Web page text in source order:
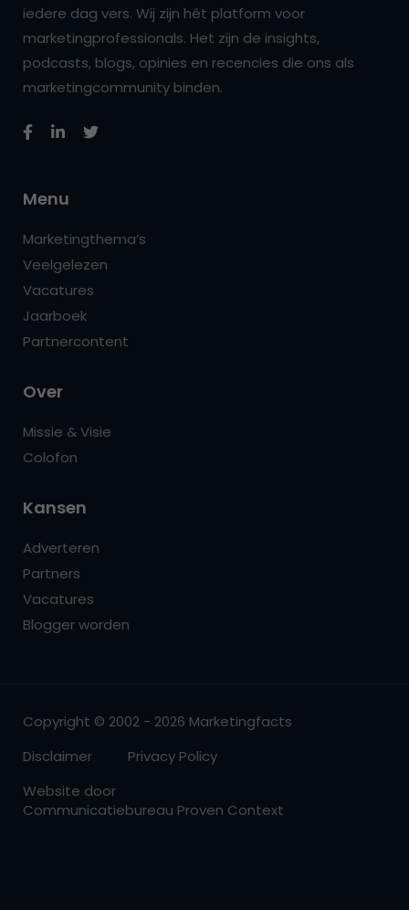
iedere dag vers. Wij zijn hét platform voor
marketingprofessionals. Het zijn de insights,
podcasts, blogs, opinies en recencies die ons als
marketingcommunity binden.
Menu
Marketingthema’s
Veelgelezen
Vacatures
Jaarboek
Partnercontent
Over
Missie & Visie
Colofon
Kansen
Adverteren
Partners
Vacatures
Blogger worden
Copyright © 2002 - 2026 Marketingfacts
Disclaimer
Privacy Policy
Website door
Communicatiebureau Proven Context